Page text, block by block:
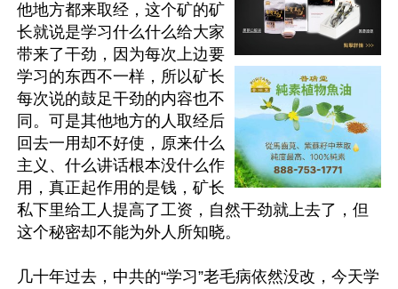
他地方都来取经，这个矿的矿
长就说是学习什么什么给大家
带来了干劲，因为每次上边要
学习的东西不一样，所以矿长
每次说的鼓足干劲的内容也不
同。可是其他地方的人取经后
回去一用却不好使，原来什么
主义、什么讲话根本没什么作
用，真正起作用的是钱，矿长
私下里给工人提高了工资，自然干劲就上去了，但
这个秘密却不能为外人所知晓。
几十年过去，中共的“学习”老毛病依然没改，今天学